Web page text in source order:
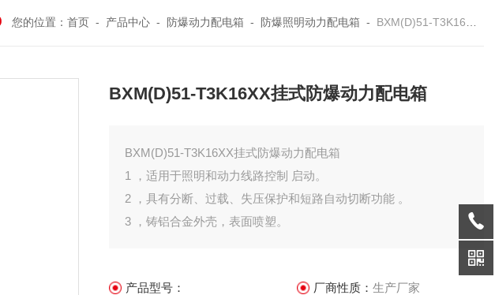
您的位置：首页 - 产品中心 - 防爆动力配电箱 - 防爆照明动力配电箱 - BXM(D)51-T3K16XX挂式防爆动力配电箱
BXM(D)51-T3K16XX挂式防爆动力配电箱
BXM(D)51-T3K16XX挂式防爆动力配电箱
1 ，适用于照明和动力线路控制 启动。
2 ，具有分断、过载、失压保护和短路自动切断功能 。
3 ，铸铝合金外壳，表面喷塑。
产品型号： 厂商性质： 生产厂家